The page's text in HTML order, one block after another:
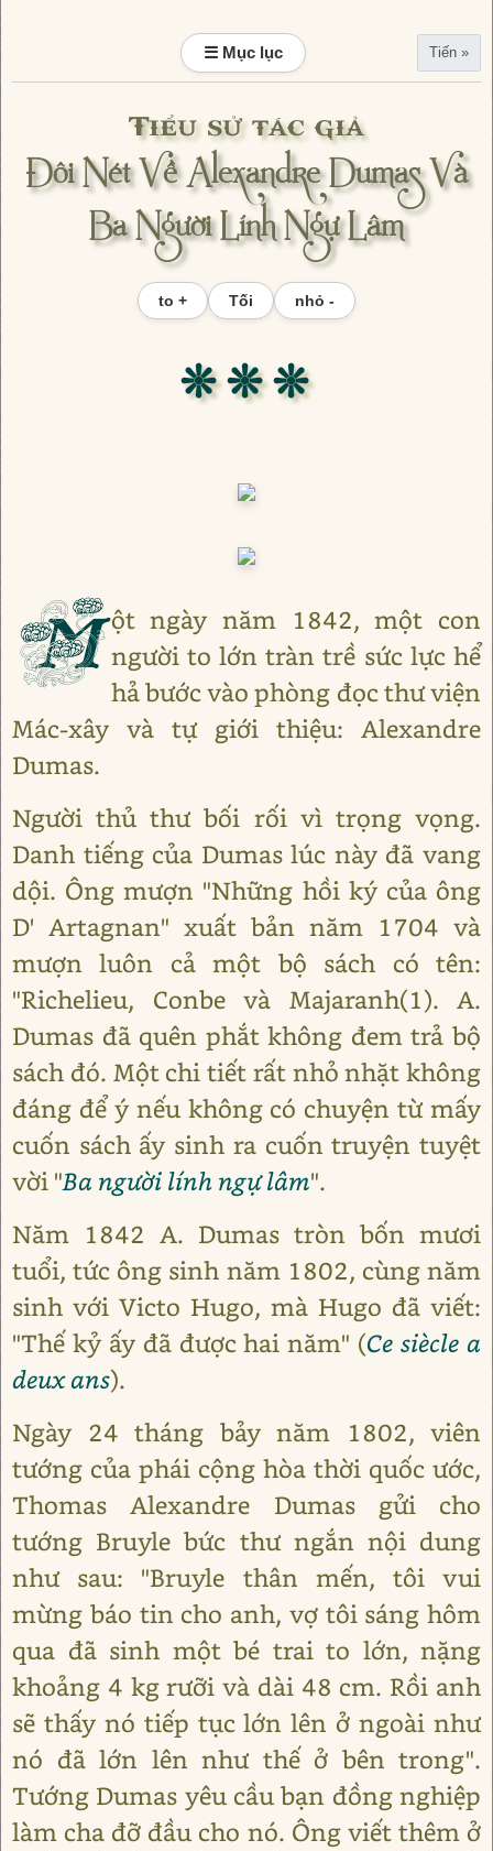
☰ Mục lục Tiến »
Tiểu sử tác giả
Đôi Nét Về Alexandre Dumas Và
Ba Người Lính Ngự Lâm
to + Tối nhỏ -
❊ ❊ ❊
M ột ngày năm 1842, một con
người to lớn tràn trề sức lực hể
hả bước vào phòng đọc thư viện
Mác-xây và tự giới thiệu: Alexandre
Dumas.
Người thủ thư bối rối vì trọng vọng.
Danh tiếng của Dumas lúc này đã vang
dội. Ông mượn "Những hồi ký của ông
D' Artagnan" xuất bản năm 1704 và
mượn luôn cả một bộ sách có tên:
"Richelieu, Conbe và Majaranh(1). A.
Dumas đã quên phắt không đem trả bộ
sách đó. Một chi tiết rất nhỏ nhặt không
đáng để ý nếu không có chuyện từ mấy
cuốn sách ấy sinh ra cuốn truyện tuyệt
vời "Ba người lính ngự lâm".
Năm 1842 A. Dumas tròn bốn mươi
tuổi, tức ông sinh năm 1802, cùng năm
sinh với Victo Hugo, mà Hugo đã viết:
"Thế kỷ ấy đã được hai năm" (Ce siècle a
deux ans).
Ngày 24 tháng bảy năm 1802, viên
tướng của phái cộng hòa thời quốc ước,
Thomas Alexandre Dumas gửi cho
tướng Bruyle bức thư ngắn nội dung
như sau: "Bruyle thân mến, tôi vui
mừng báo tin cho anh, vợ tôi sáng hôm
qua đã sinh một bé trai to lớn, nặng
khoảng 4 kg rưỡi và dài 48 cm. Rồi anh
sẽ thấy nó tiếp tục lớn lên ở ngoài như
nó đã lớn lên như thế ở bên trong".
Tướng Dumas yêu cầu bạn đồng nghiệp
làm cha đỡ đầu cho nó. Ông viết thêm ở